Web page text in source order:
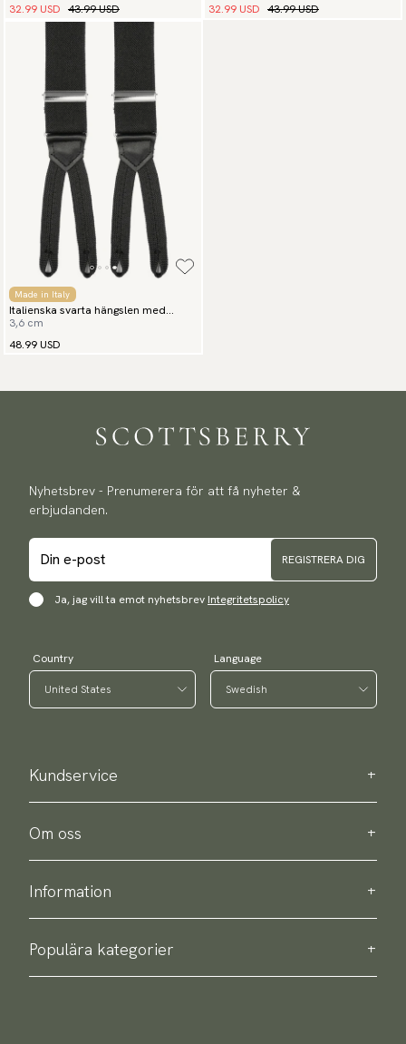
32.99 USD 43.99 USD
32.99 USD 43.99 USD
Made in Italy
Italienska svarta hängslen med
knappfäste
3,6 cm
48.99 USD
Nyhetsbrev - Prenumerera för att få nyheter &
erbjudanden.
REGISTRERA DIG
Ja, jag vill ta emot nyhetsbrev Integritetspolicy
Country Language
Kundservice
Kontakta oss
Köpinformation
Om oss
Om Scottsberry
Hållbarhet
Integritetspolicy
Om våra produkter
Information
Leverans
Retur & byte
Köpvillkor
Populära kategorier
Slipsar